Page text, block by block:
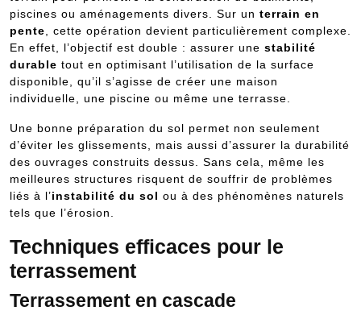
piscines ou aménagements divers. Sur un terrain en
pente, cette opération devient particulièrement complexe.
En effet, l’objectif est double : assurer une stabilité
durable tout en optimisant l’utilisation de la surface
disponible, qu’il s’agisse de créer une maison
individuelle, une piscine ou même une terrasse.
Une bonne préparation du sol permet non seulement
d’éviter les glissements, mais aussi d’assurer la durabilité
des ouvrages construits dessus. Sans cela, même les
meilleures structures risquent de souffrir de problèmes
liés à l’instabilité du sol ou à des phénomènes naturels
tels que l’érosion.
Techniques efficaces pour le
terrassement
Terrassement en cascade